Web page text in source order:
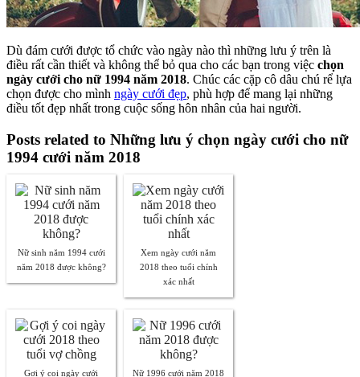
Dù đám cưới được tổ chức vào ngày nào thì những lưu ý trên là
điều rất cần thiết và không thể bỏ qua cho các bạn trong việc chọn
ngày cưới cho nữ 1994 năm 2018. Chúc các cặp cô dâu chú rể lựa
chọn được cho mình ngày cưới đẹp, phù hợp để mang lại những
điều tốt đẹp nhất trong cuộc sống hôn nhân của hai người.
Posts related to Những lưu ý chọn ngày cưới cho nữ
1994 cưới năm 2018
Nữ sinh năm 1994 cưới
năm 2018 được không?
Xem ngày cưới năm
2018 theo tuổi chính
xác nhất
Gợi ý coi ngày cưới Nữ 1996 cưới năm 2018